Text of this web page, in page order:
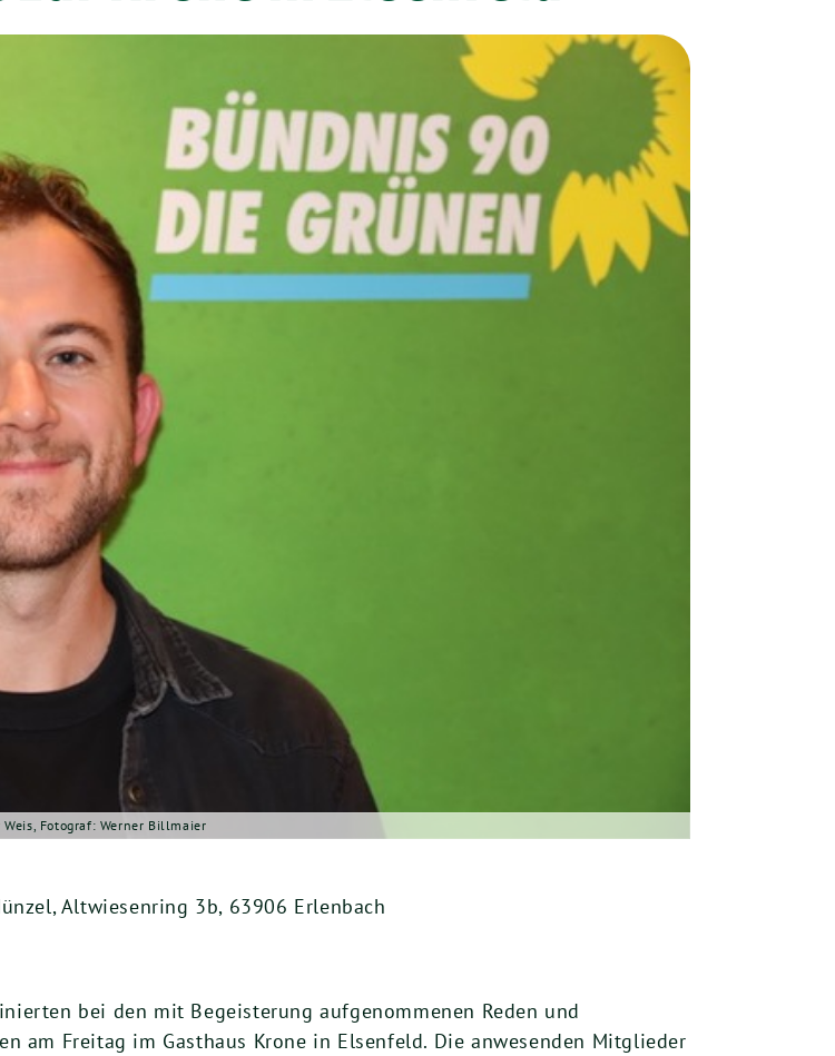
Weis, Fotograf: Werner Billmaier
Altwiesenring 3b, 63906 Erlenbach
bei den mit Begeisterung aufgenommenen Reden und
am Freitag im Gasthaus Krone in Elsenfeld. Die anwesenden Mitglieder